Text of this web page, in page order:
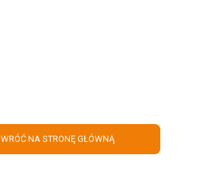
WRÓĆ NA STRONĘ GŁÓWNĄ